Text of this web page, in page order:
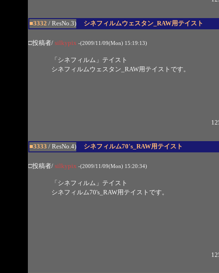
■3332 / ResNo.3) シネフィルムウェスタン_RAW用テイスト
□投稿者/ silkypix -(2009/11/09(Mon) 15:19:13)
「シネフィルム」テイスト
シネフィルムウェスタン_RAW用テイストです。
■3333 / ResNo.4) シネフィルム70's_RAW用テイスト
□投稿者/ silkypix -(2009/11/09(Mon) 15:20:34)
「シネフィルム」テイスト
シネフィルム70's_RAW用テイストです。